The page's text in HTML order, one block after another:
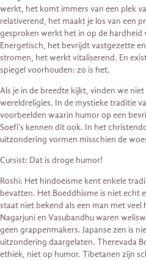
werkt, het komt immers van een plek
relativerend, het maakt je los van een
gesproken werkt het in op de
Energetisch, het bevrijdt vastgezette
stromen, het werkt vitaliserend. En
spiegel voorhouden: zo is het.
Als je in de breedte kijkt, vinden we
wereldreligies. In de mystieke traditie
voorbeelden waarin humor op een
Soefi’s kennen dit ook. In het
uitzondering vormen misschien de
Cursist: Dat is droge humor!
Roshi: Het hindoeïsme kent enkele
bevatten. Het Boeddhisme is niet echt
staat niet bekend als een man met
Nagarjuni en Vasubandhu waren
geen grappenmakers. Japanse zen is
uitzondering daargelaten. Therevada
ethiek, niet op humor. Tibetanen zijn